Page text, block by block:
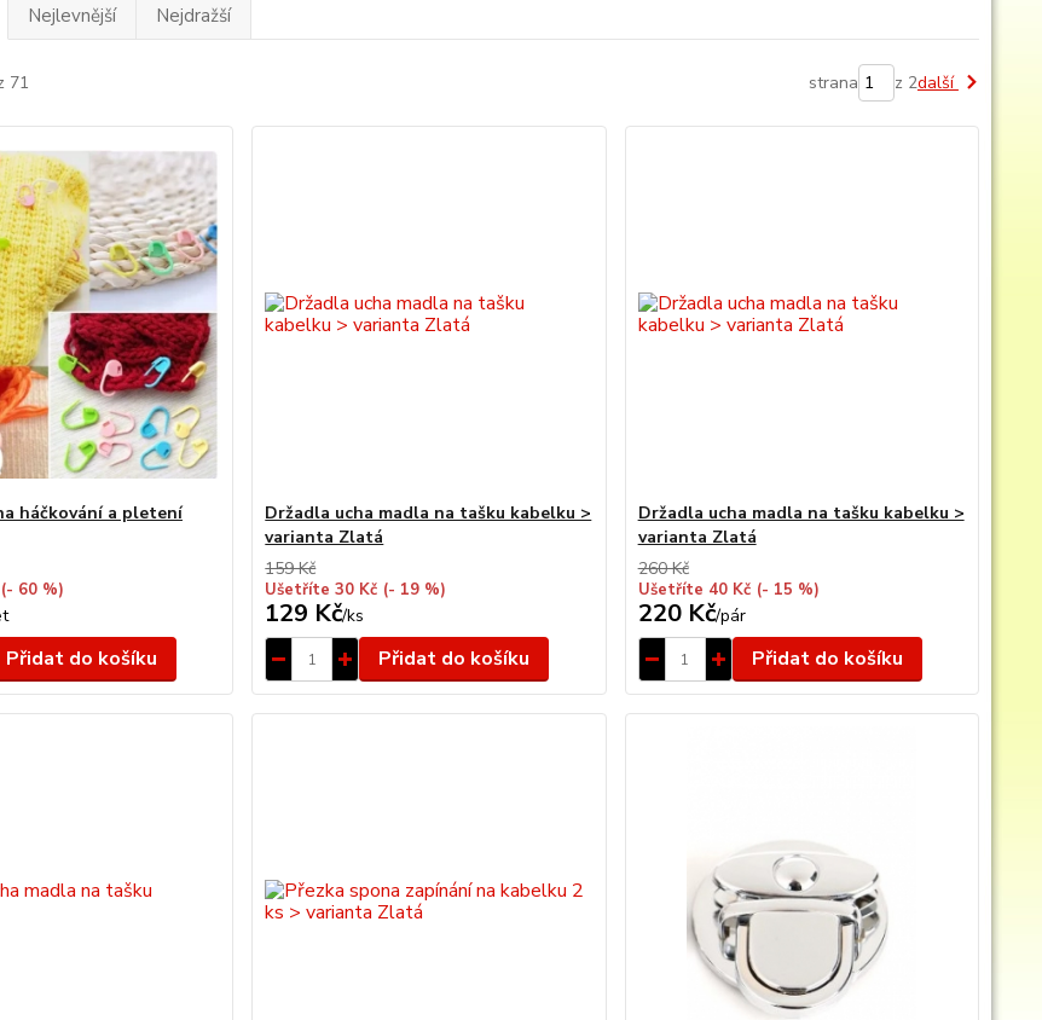
Nejlevnější Nejdražší
71 strana z 2další
háčkování a pletení
(- 60 %)
Přidat do košíku
Držadla ucha madla na tašku kabelku >
varianta Zlatá
159 Kč
Ušetříte 30 Kč (- 19 %)
129 Kč/ks
Přidat do košíku
Držadla ucha madla na tašku kabelku >
varianta Zlatá
260 Kč
Ušetříte 40 Kč (- 15 %)
220 Kč/pár
Přidat do košíku